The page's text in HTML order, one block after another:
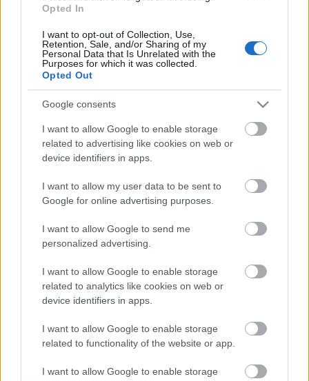
Opted In
I want to opt-out of Collection, Use,
Retention, Sale, and/or Sharing of my
Personal Data that Is Unrelated with the
Purposes for which it was collected.
Opted Out
Google consents
I want to allow Google to enable storage
related to advertising like cookies on web or
device identifiers in apps.
I want to allow my user data to be sent to
Google for online advertising purposes.
I want to allow Google to send me
personalized advertising.
I want to allow Google to enable storage
related to analytics like cookies on web or
device identifiers in apps.
I want to allow Google to enable storage
related to functionality of the website or app.
I want to allow Google to enable storage
is kiszivárgott
Az RTL új műsora olyan, mint a Donnie
Brasco, mínusz lövöldözés
Szólj hozzá!